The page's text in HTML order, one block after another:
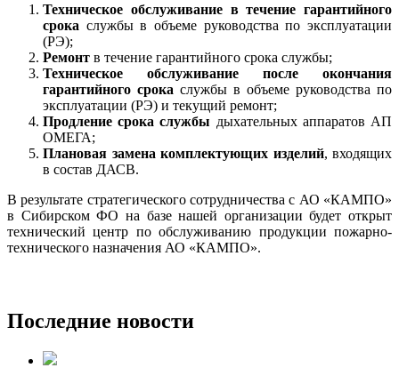
Техническое обслуживание в течение гарантийного
срока службы в объеме руководства по эксплуатации
(РЭ);
Ремонт в течение гарантийного срока службы;
Техническое обслуживание после окончания
гарантийного срока службы в объеме руководства по
эксплуатации (РЭ) и текущий ремонт;
Продление срока службы дыхательных аппаратов АП
ОМЕГА;
Плановая замена комплектующих изделий, входящих
в состав ДАСВ.
В результате стратегического сотрудничества с АО «КАМПО»
в Сибирском ФО на базе нашей организации будет открыт
технический центр по обслуживанию продукции пожарно-
технического назначения АО «КАМПО».
Последние новости